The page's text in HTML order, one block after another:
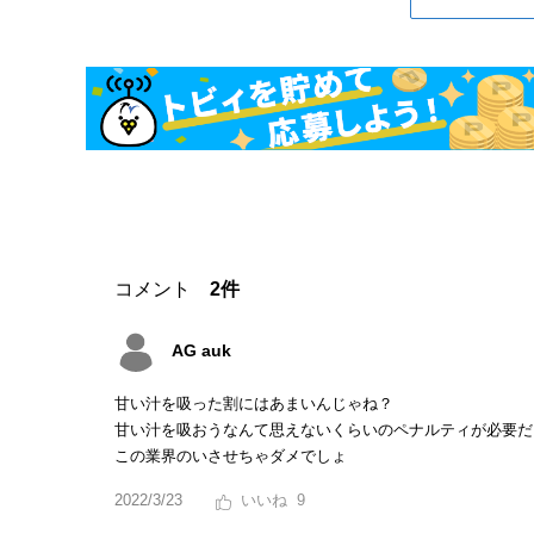
コメント 2件
AG auk
甘い汁を吸った割にはあまいんじゃね？
甘い汁を吸おうなんて思えないくらいのペナルティが必要
この業界のいさせちゃダメでしょ
2022/3/23 9